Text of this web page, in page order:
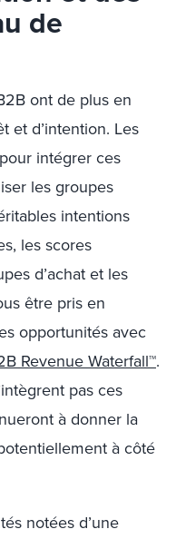
de
ont de plus en
et d’intention. Les
intégrer ces
les groupes
intentions
les scores
d’achat et les
être pris en
opportunités avec
Revenue Waterfall™.
pas ces
à donner la
à côté
notées d’une